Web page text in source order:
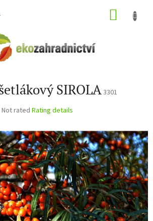
SIROLA3301
The
product
rating
is
0,0
out
of
5
stars.
Not rated Rating details